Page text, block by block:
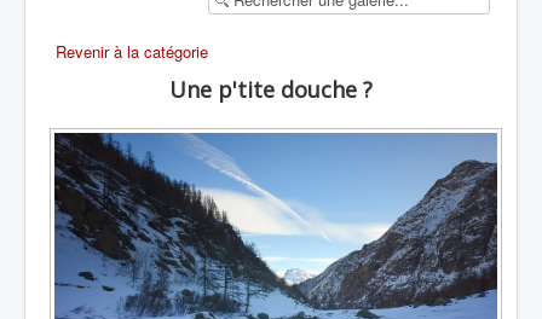
Revenir à la catégorie
Une p'tite douche ?